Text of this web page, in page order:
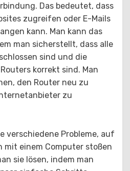
Das bedeutet, dass
zugreifen oder E-Mails
kann. Man kann das
man sicherstellt, dass alle
sind und die
korrekt sind. Man
den Router neu zu
zu
verschiedene Probleme, auf
mit einem Computer stoßen
sie lösen, indem man